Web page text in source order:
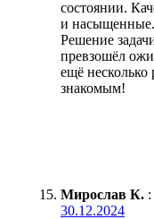
состоянии.
и насыщенные.
Решение
превзошёл
ещё несколько
знакомым!
Мирослав К. :
30.12.2024